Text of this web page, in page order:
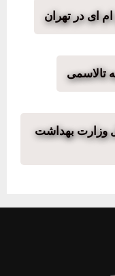
ام‌ ای در تهران
تالاسمی
وزارت بهداشت